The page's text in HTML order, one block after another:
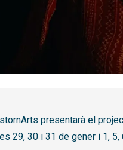
presentarà el
29, 30 i 31 de gener i 1, 5,